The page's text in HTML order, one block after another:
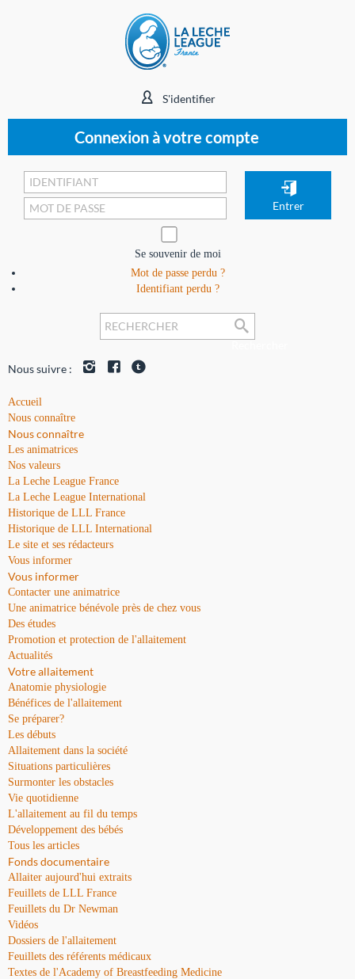
S'identifier
Connexion à votre compte
Se souvenir de moi
Mot de passe perdu ?
Identifiant perdu ?
Nous suivre :
Accueil
Nous connaître
Nous connaître
Les animatrices
Nos valeurs
La Leche League France
La Leche League International
Historique de LLL France
Historique de LLL International
Le site et ses rédacteurs
Vous informer
Vous informer
Contacter une animatrice
Une animatrice bénévole près de chez vous
Des études
Promotion et protection de l'allaitement
Actualités
Votre allaitement
Anatomie physiologie
Bénéfices de l'allaitement
Se préparer?
Les débuts
Allaitement dans la société
Situations particulières
Surmonter les obstacles
Vie quotidienne
L'allaitement au fil du temps
Développement des bébés
Tous les articles
Fonds documentaire
Allaiter aujourd'hui extraits
Feuillets de LLL France
Feuillets du Dr Newman
Vidéos
Dossiers de l'allaitement
Feuillets des référents médicaux
Textes de l'Academy of Breastfeeding Medicine